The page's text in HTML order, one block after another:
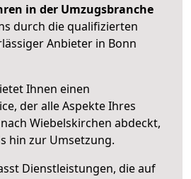
in der Umzugsbranche
durch die qualifizierten
Anbieter in Bonn
Ihnen einen
der alle Aspekte Ihres
Wiebelskirchen abdeckt,
hin zur Umsetzung.
Dienstleistungen, die auf